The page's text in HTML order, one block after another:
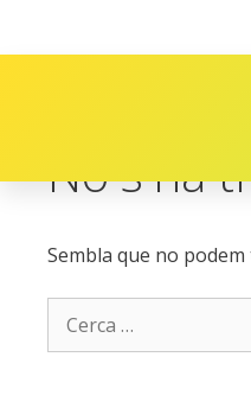
No s'ha
Sembla que no